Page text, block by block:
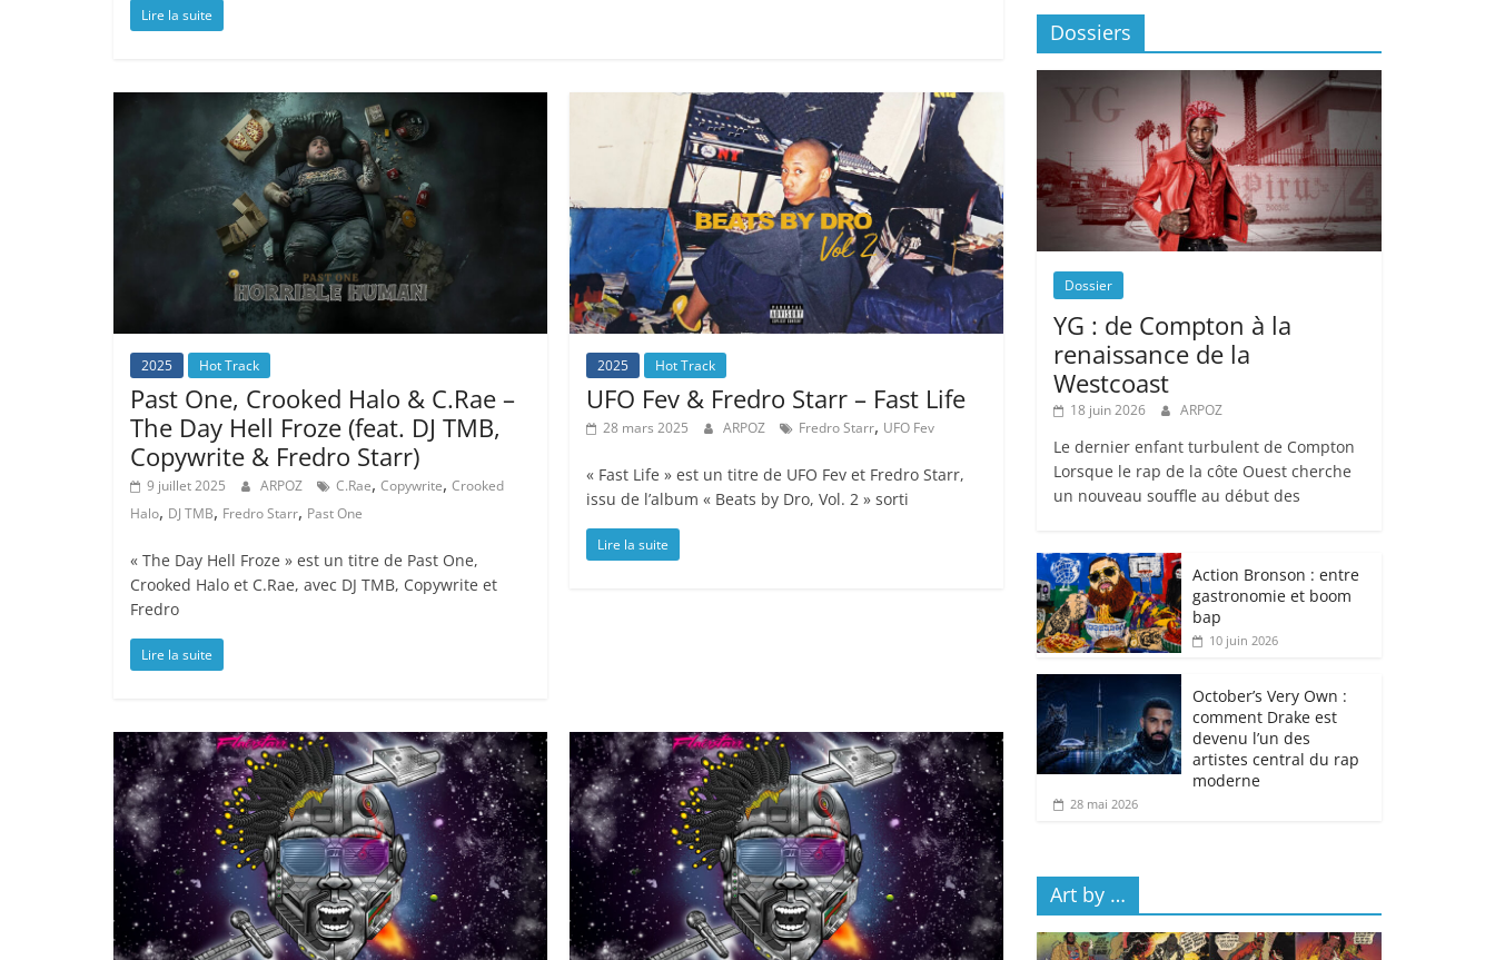
Lire la suite
2025 Hot Track
Past One, Crooked Halo & C.Rae –
The Day Hell Froze (feat. DJ TMB,
Copywrite & Fredro Starr)
9 juillet 2025 ARPOZ C.Rae, Copywrite, Crooked
Halo, DJ TMB, Fredro Starr, Past One
« The Day Hell Froze » est un titre de Past One,
Crooked Halo et C.Rae, avec DJ TMB, Copywrite et
Fredro
Lire la suite
2025 Hot Track
UFO Fev & Fredro Starr – Fast Life
28 mars 2025 ARPOZ Fredro Starr, UFO Fev
« Fast Life » est un titre de UFO Fev et Fredro Starr,
issu de l’album « Beats by Dro, Vol. 2 » sorti
Lire la suite
Dossiers
Dossier
YG : de Compton à la
renaissance de la
Westcoast
18 juin 2026 ARPOZ
Le dernier enfant turbulent de Compton
Lorsque le rap de la côte Ouest cherche
un nouveau souffle au début des
Action Bronson : entre
gastronomie et boom
bap
10 juin 2026
October’s Very Own :
comment Drake est
devenu l’un des
artistes central du rap
moderne
28 mai 2026
Art by …